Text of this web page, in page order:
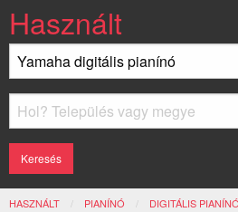
Használt
HASZNÁLT PIANÍNÓ
DIGITÁLIS PIANÍNÓ